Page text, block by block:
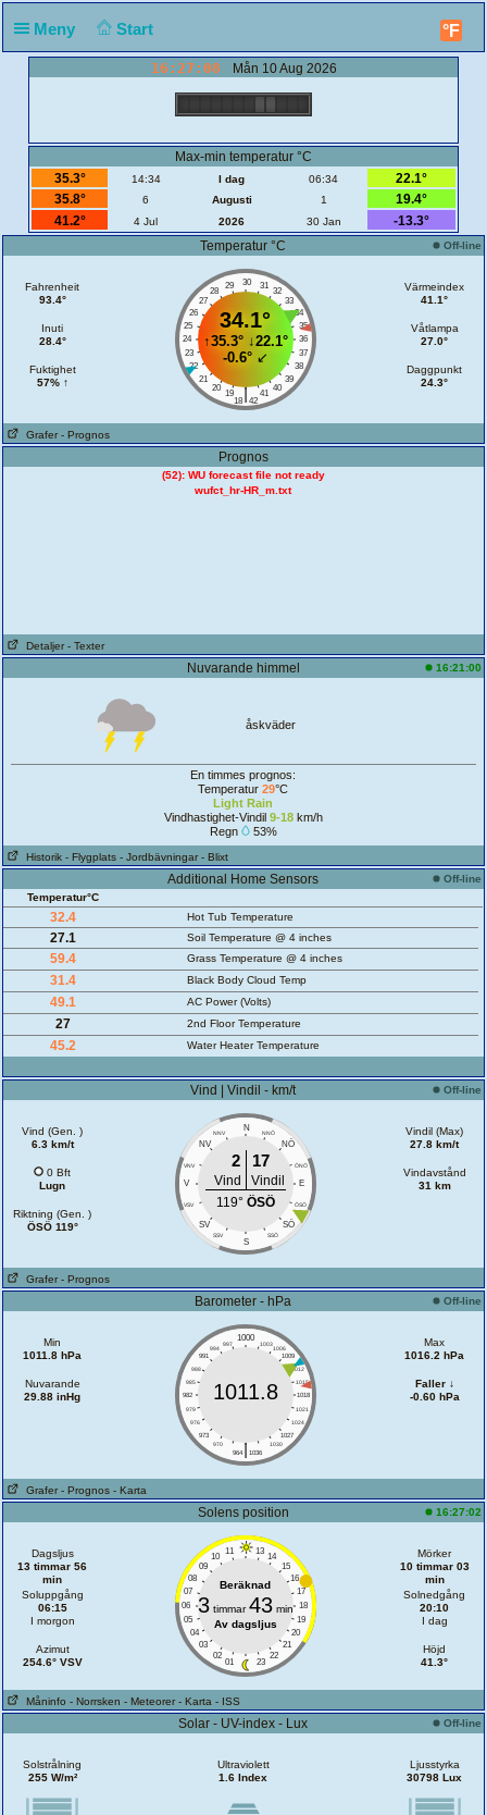
Meny Start °F
16:27:08 Mån 10 Aug 2026
Max-min temperatur °C
35.3°
14:34 I dag 06:34
22.1°
35.8°
6 Augusti 1
19.4°
41.2°
4 Jul 2026 30 Jan
-13.3°
Temperatur °C
Off-line
Fahrenheit
93.4°
Inuti
28.4°
Fuktighet
57% ↑
30
29 31
28
32
27
33
26
34
25
35
24
36
23
37
22
38
21
39
20
40
19 41
|
18 42
34.1°
↑35.3°↓22.1°
-0.6°↙
Värmeindex
41.1°
Våtlampa
27.0°
Daggpunkt
24.3°
Grafer - Prognos
Prognos
(52): WU forecast file not ready
wufct_hr-HR_m.txt
Detaljer - Texter
Nuvarande himmel 16:21:00
åskväder
En timmes prognos:
Temperatur29°C
Light Rain
Vindhastighet-Vindil 9-18km/h
Regn
53%
Historik - Flygplats - Jordbävningar - Blixt
Additional Home Sensors
Off-line
Temperatur°C
32.4 Hot Tub Temperature
27.1 Soil Temperature @ 4 inches
59.4 Grass Temperature @ 4 inches
31.4 Black Body Cloud Temp
49.1 AC Power (Volts)
27 2nd Floor Temperature
45.2 Water Heater Temperature
Vind | Vindil - km/t Off-line
Vind (Gen. )
6.3 km/t
0 Bft
Lugn
Riktning (Gen. )
ÖSÖ 119°
N
NNV NNÖ
NV NÖ
VNV ÖNÖ
V E
VSV ÖSÖ
SV SÖ
SSV SSÖ
S
2 17
Vind
Vindil
119° ÖSÖ
Vindil (Max)
27.8 km/t
Vindavstånd
31 km
Grafer - Prognos
Barometer - hPa Off-line
Min
1011.8 hPa
Nuvarande
29.88 inHg
1000
997 1003
994
1006
991
1009
988
1012
985
1015
982
1018
979
1021
976
1024
973
1027
970
1030
|
964 1036
1011.8
Max
1016.2 hPa
Faller ↓
-0.60 hPa
Grafer - Prognos - Karta
Solens position 16:27:02
Dagsljus
13 timmar 56
min
Soluppgång
06:15
I morgon
Azimut
254.6° VSV
11 13
10
14
09
15
08
16
07
17
06
18
05
19
04
20
03
21
02
22
01 23
Beräknad
3timmar43min
Av dagsljus
Mörker
10 timmar 03
min
Solnedgång
20:10
I dag
Höjd
41.3°
Måninfo - Norrsken - Meteorer - Karta - ISS
Solar - UV-index - Lux Off-line
Solstrålning
255 W/m²
Ultraviolett
1.6 Index
Ljusstyrka
30798 Lux